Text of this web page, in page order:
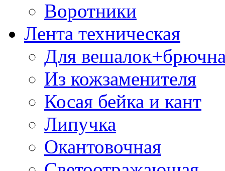
Воротники
Лента техническая
Для
Из кожзаменителя
Косая бейка и кант
Липучка
Окантовочная